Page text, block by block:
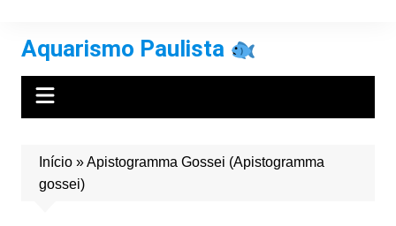
conteúdo
Aquarismo Paulista
Início»Apistogramma Gossei (Apistogramma
gossei)